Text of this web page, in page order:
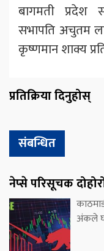
बागमती प्रदेश
सभापति अचुतम
कृष्णमान शाक्य
प्रतिक्रिया दिनुहोस्
संबन्धित
नेप्से परिसूचक
अंकले